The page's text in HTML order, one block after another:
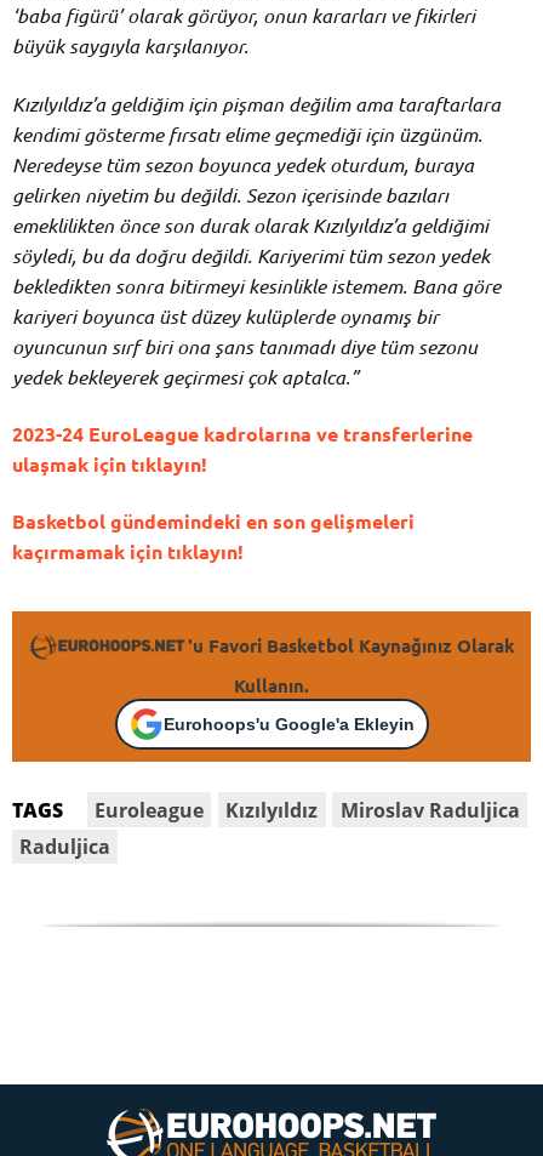
‘baba figürü’ olarak görüyor, onun kararları ve fikirleri
büyük saygıyla karşılanıyor.
Kızılyıldız’a geldiğim için pişman değilim ama taraftarlara
kendimi gösterme fırsatı elime geçmediği için üzgünüm.
Neredeyse tüm sezon boyunca yedek oturdum, buraya
gelirken niyetim bu değildi. Sezon içerisinde bazıları
emeklilikten önce son durak olarak Kızılyıldız’a geldiğimi
söyledi, bu da doğru değildi. Kariyerimi tüm sezon yedek
bekledikten sonra bitirmeyi kesinlikle istemem. Bana göre
kariyeri boyunca üst düzey kulüplerde oynamış bir
oyuncunun sırf biri ona şans tanımadı diye tüm sezonu
yedek bekleyerek geçirmesi çok aptalca.”
2023-24 EuroLeague kadrolarına ve transferlerine
ulaşmak için tıklayın!
Basketbol gündemindeki en son gelişmeleri
kaçırmamak için tıklayın!
'u Favori Basketbol Kaynağınız Olarak
Kullanın.
Eurohoops'u Google'a Ekleyin
TAGS Euroleague Kızılyıldız
Miroslav Raduljica
Raduljica